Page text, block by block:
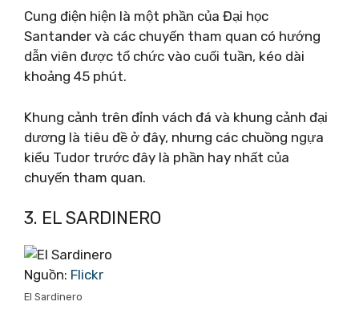
Cung điện hiện là một phần của Đại học
Santander và các chuyến tham quan có hướng
dẫn viên được tổ chức vào cuối tuần, kéo dài
khoảng 45 phút.
Khung cảnh trên đỉnh vách đá và khung cảnh đại
dương là tiêu đề ở đây, nhưng các chuồng ngựa
kiểu Tudor trước đây là phần hay nhất của
chuyến tham quan.
3. EL SARDINERO
Nguồn: Flickr
El Sardinero